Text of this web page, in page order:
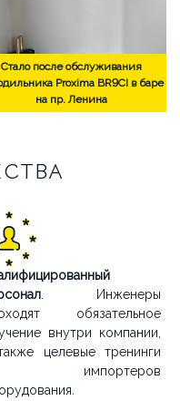
Стало после обслуживания
Proxima BR9CI в баре
на пр. Ленина
. Инженеры
обязательное
внутри компании,
целевые тренинги
импортеров